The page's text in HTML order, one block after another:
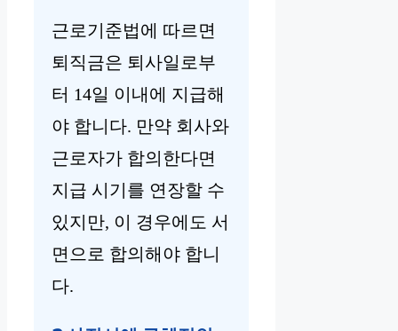
근로기준법에 따르면
퇴직금은 퇴사일로부
터 14일 이내에 지급해
야 합니다. 만약 회사와
근로자가 합의한다면
지급 시기를 연장할 수
있지만, 이 경우에도 서
면으로 합의해야 합니
다.